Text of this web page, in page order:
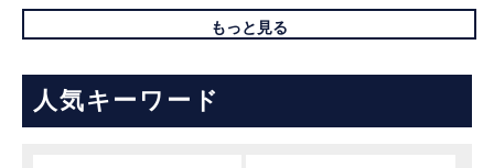
もっと見る
人気キーワード